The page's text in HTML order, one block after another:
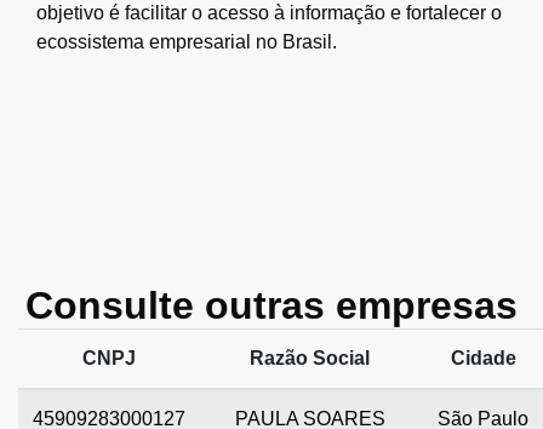
objetivo é facilitar o acesso à informação e fortalecer o
ecossistema empresarial no Brasil.
Consulte outras empresas
CNPJ Razão Social Cidade
45909283000127
PAULA SOARES
São Paulo